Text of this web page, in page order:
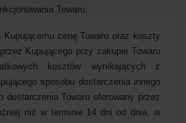
Towaru.
Kupującemu cenę Towaruoraz koszty
Kupującego przy zakupie Towaru
kosztów wynikających z
sposobu dostarczenia innego
dostarczenia Towaru oferowany przez
niż w terminie 14 dni od dnia, w